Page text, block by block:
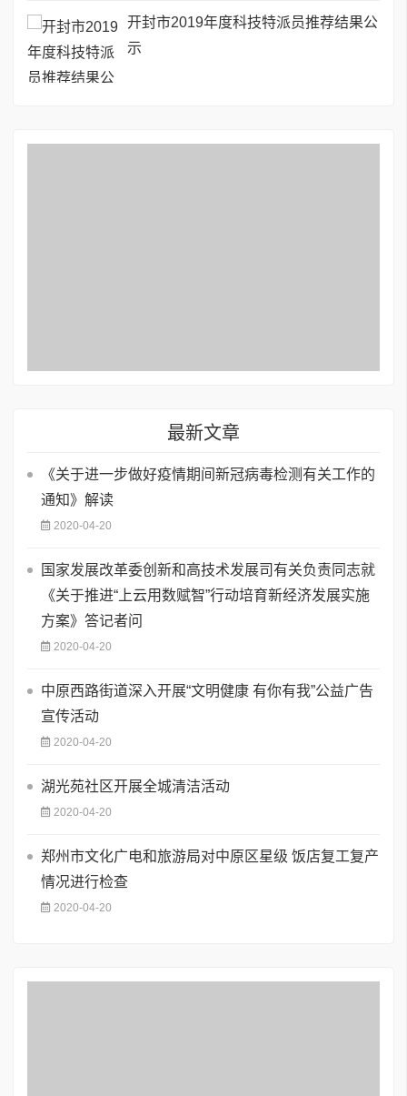
开封市2019年度科技特派员推荐结果公
示
最新文章
《关于进一步做好疫情期间新冠病毒检测有关工作的
通知》解读
2020-04-20
国家发展改革委创新和高技术发展司有关负责同志就
《关于推进“上云用数赋智”行动培育新经济发展实施
方案》答记者问
2020-04-20
中原西路街道深入开展“文明健康 有你有我”公益广告
宣传活动
2020-04-20
湖光苑社区开展全城清洁活动
2020-04-20
郑州市文化广电和旅游局对中原区星级 饭店复工复产
情况进行检查
2020-04-20